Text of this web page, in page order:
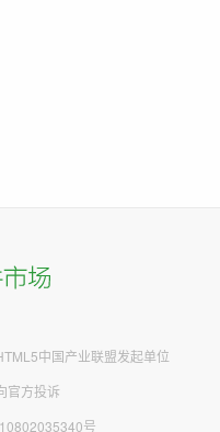
中国产业联盟发起单位
官方投诉
号